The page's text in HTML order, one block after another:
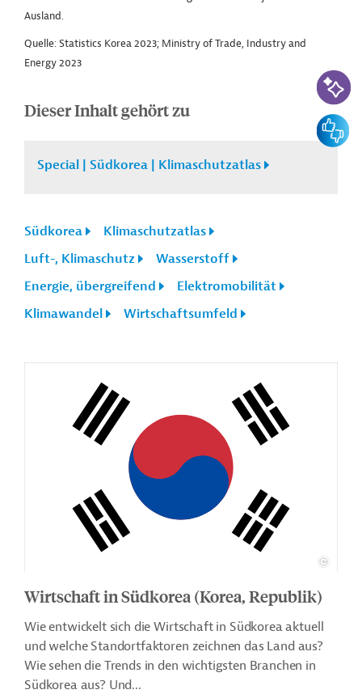
Ausland.
Quelle: Statistics Korea 2023; Ministry of Trade, Industry and
Energy 2023
Dieser Inhalt gehört zu
Special | Südkorea | Klimaschutzatlas
Südkorea
Klimaschutzatlas
Luft-, Klimaschutz
Wasserstoff
Energie, übergreifend
Elektromobilität
Klimawandel
Wirtschaftsumfeld
Wirtschaft in Südkorea (Korea, Republik)
Wie entwickelt sich die Wirtschaft in Südkorea aktuell
und welche Standortfaktoren zeichnen das Land aus?
Wie sehen die Trends in den wichtigsten Branchen in
Südkorea aus? Und...
KI-